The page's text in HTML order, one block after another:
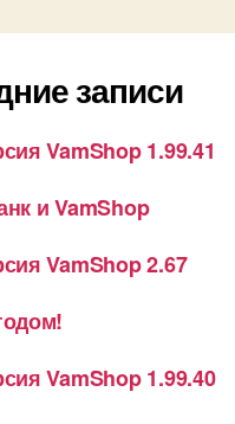
записи
VamShop 1.99.41
и VamShop
VamShop 2.67
VamShop 1.99.40